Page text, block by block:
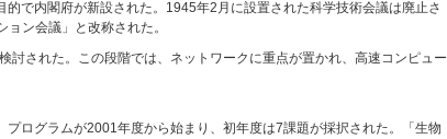
で内閣府が新設された。1945年2月に設置された科学技術会議は廃止さ
ン会議」と改称された。
された。この段階では、ネットワークに重点が置かれ、高速コンピュー
プログラムが2001年度から始まり、初年度は7課題が採択された。「生物